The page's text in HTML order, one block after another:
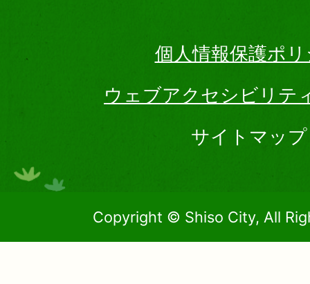
個人情報保護ポ
ウェブアクセシビリテ
サイトマップ
Copyright © Shiso City, All